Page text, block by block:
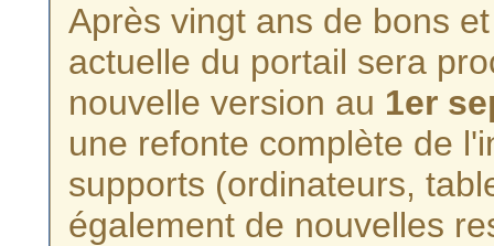
Après vingt ans de bons
actuelle du portail sera
nouvelle version au 1er
une refonte complète de
supports (ordinateurs,
également de nouvelles